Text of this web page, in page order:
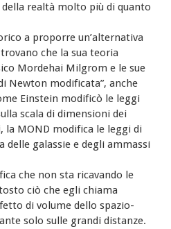
realtà molto più di quanto
a proporre un’alternativa
che la sua teoria
Mordehai Milgrom e le sue
Newton modificata”, anche
Einstein modificò le leggi
scala di dimensioni dei
la MOND modifica le leggi di
delle galassie e degli ammassi
che non sta ricavando le
ciò che egli chiama
di volume dello spazio-
solo sulle grandi distanze.